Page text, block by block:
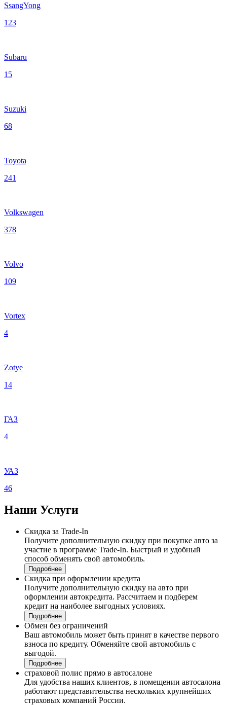
SsangYong
123
Subaru
15
Suzuki
68
Toyota
241
Volkswagen
378
Volvo
109
Vortex
4
Zotye
14
ГАЗ
4
УАЗ
46
Наши Услуги
Скидка за Trade-In
Получите дополнительную скидку при покупке авто за
участие в программе Trade-In. Быстрый и удобный
способ обменять свой автомобиль.
Подробнее
Скидка при оформлении кредита
Получите дополнительную скидку на авто при
оформлении автокредита. Рассчитаем и подберем
кредит на наиболее выгодных условиях.
Подробнее
Обмен без ограничений
Ваш автомобиль может быть принят в качестве первого
взноса по кредиту. Обменяйте свой автомобиль с
выгодой.
Подробнее
страховой полис прямо в автосалоне
Для удобства наших клиентов, в помещении автосалона
работают представительства нескольких крупнейших
страховых компаний России.